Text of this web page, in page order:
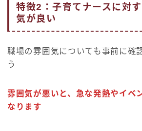
特徴2：子育てナースに対
気が良い
職場の雰囲気についても事前に確
う
雰囲気が悪いと、急な発熱やイベ
なります